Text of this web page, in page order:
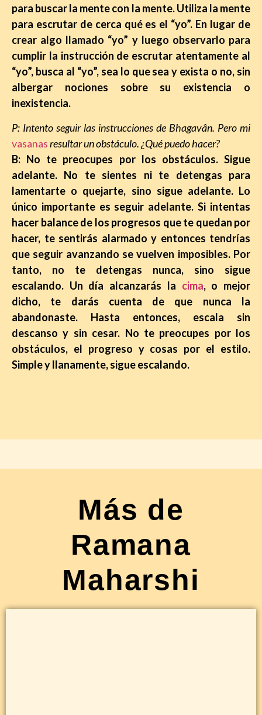
para buscar la mente con la mente. Utiliza la mente
para escrutar de cerca qué es el “yo”. En lugar de
crear algo llamado “yo” y luego observarlo para
cumplir la instrucción de escrutar atentamente al
“yo”, busca al “yo”, sea lo que sea y exista o no, sin
albergar nociones sobre su existencia o
inexistencia.
P: Intento seguir las instrucciones de Bhagavân. Pero mi
vasanasresultar un obstáculo. ¿Qué puedo hacer?
B: No te preocupes por los obstáculos. Sigue
adelante. No te sientes ni te detengas para
lamentarte o quejarte, sino sigue adelante. Lo
único importante es seguir adelante. Si intentas
hacer balance de los progresos que te quedan por
hacer, te sentirás alarmado y entonces tendrías
que seguir avanzando se vuelven imposibles. Por
tanto, no te detengas nunca, sino sigue
escalando. Un día alcanzarás la cima, o mejor
dicho, te darás cuenta de que nunca la
abandonaste. Hasta entonces, escala sin
descanso y sin cesar. No te preocupes por los
obstáculos, el progreso y cosas por el estilo.
Simple y llanamente, sigue escalando.
Más de
Ramana
Maharshi